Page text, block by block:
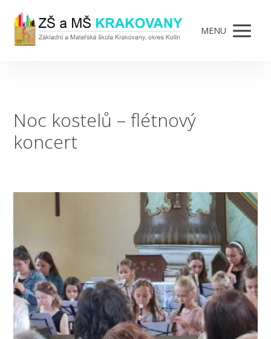
MENU
Noc kostelů – flétnový
koncert